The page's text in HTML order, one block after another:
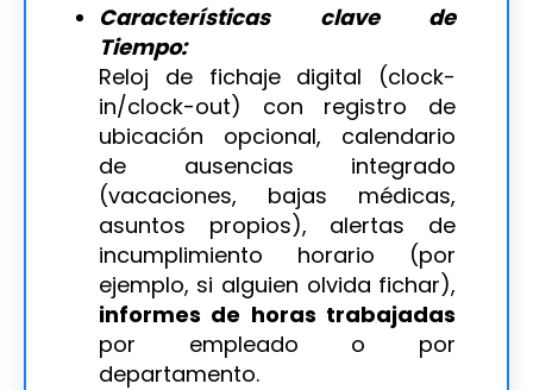
Características clave de
Tiempo:
Reloj de fichaje digital (clock-
in/clock-out) con registro de
ubicación opcional, calendario
de ausencias integrado
(vacaciones, bajas médicas,
asuntos propios), alertas de
incumplimiento horario (por
ejemplo, si alguien olvida fichar),
informes de horas trabajadas
por empleado o por
departamento.